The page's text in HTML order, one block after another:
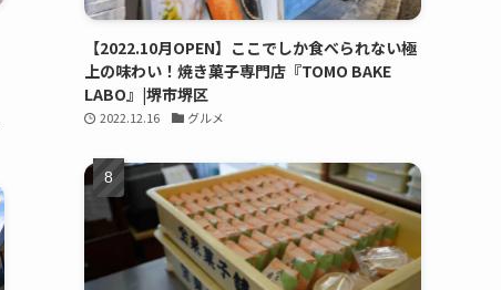
【2022.10月OPEN】ここでしか食べられない極
上の味わい！焼き菓子専門店『TOMO BAKE
LABO』|堺市堺区
2022.12.16 グルメ